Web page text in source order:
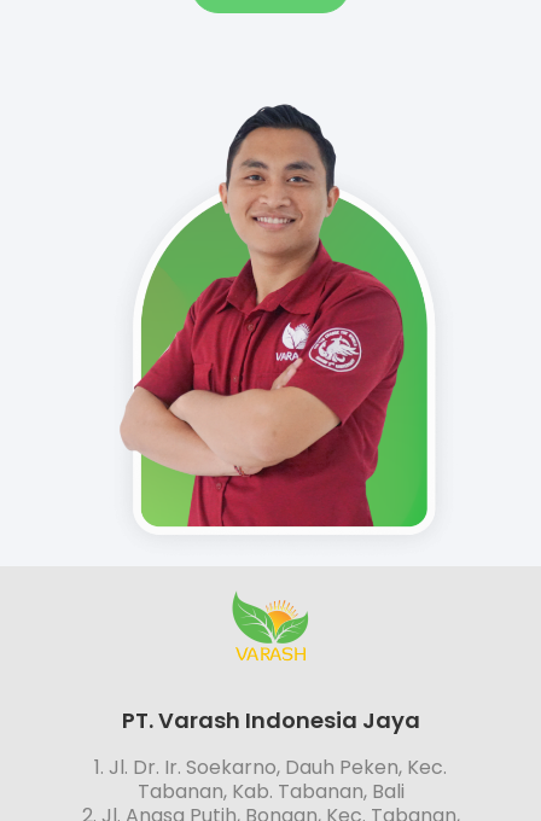
PT. Varash Indonesia Jaya
1. Jl. Dr. Ir. Soekarno, Dauh Peken, Kec.
Tabanan, Kab. Tabanan, Bali
2. Jl. Angsa Putih, Bongan, Kec. Tabanan,